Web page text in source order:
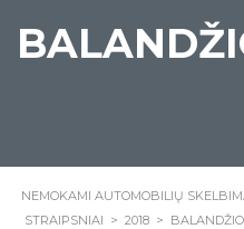
NEMOKAMI AUTOMOBILIŲ
STRAIPSNIAI > 2018 > BALANDŽIO